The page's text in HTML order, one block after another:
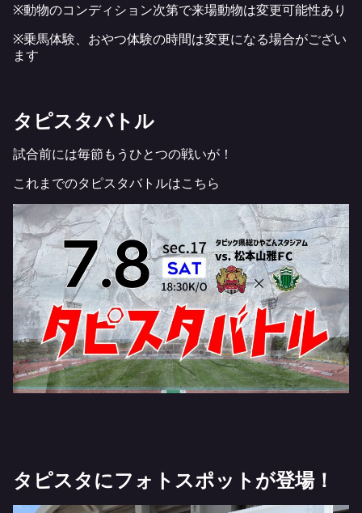
※動物のコンディション次第で来場動物は変更可能性あり
※乗馬体験、おやつ体験の時間は変更になる場合がござい
ます
タピスタバトル
試合前には毎節もうひとつの戦いが！
これまでのタピスタバトルはこちら
タピスタにフォトスポットが登場！